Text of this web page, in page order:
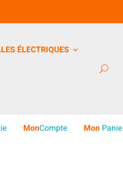
ÉLECTRIQUES
Mon
MonCompte